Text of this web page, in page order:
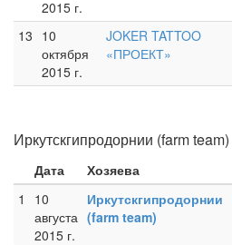
2015 г.
13 10
октября
2015 г.
JOKER TATTOO
«ПРОЕКТ»
Иркутскгипродорнии (farm team)
Дата Хозяева
1
10
августа
2015 г.
Иркутскгипродорнии
(farm team)